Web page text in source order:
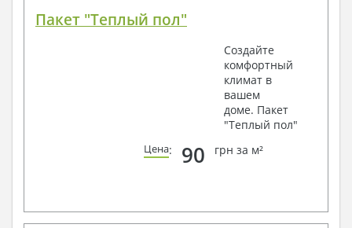
Пакет "Теплый пол"
Создайте
комфортный
климат в
вашем
доме. Пакет
"Теплый пол"
Цена: 90 грн за м²